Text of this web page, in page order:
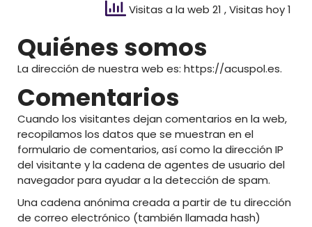
Visitas a la web 21 , Visitas hoy 1
Quiénes somos
La dirección de nuestra web es: https://acuspol.es.
Comentarios
Cuando los visitantes dejan comentarios en la web,
recopilamos los datos que se muestran en el
formulario de comentarios, así como la dirección IP
del visitante y la cadena de agentes de usuario del
navegador para ayudar a la detección de spam.
Una cadena anónima creada a partir de tu dirección
de correo electrónico (también llamada hash)